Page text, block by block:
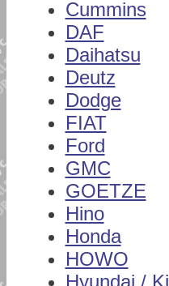
Cummins
DAF
Daihatsu
Deutz
Dodge
FIAT
Ford
GMC
GOETZE
Hino
Honda
HOWO
Hyundai /